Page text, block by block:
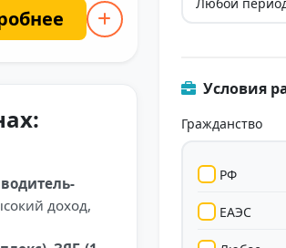
Условия
Гражданство
РФ
ЕАЭС
водитель-
доход,